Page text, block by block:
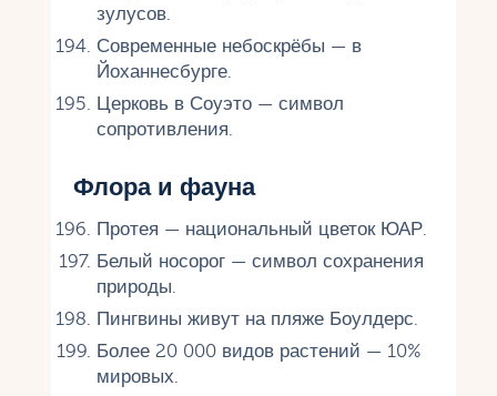
зулусов.
Современные небоскрёбы — в
Йоханнесбурге.
Церковь в Соуэто — символ
сопротивления.
Флора и фауна
Протея — национальный цветок ЮАР.
Белый носорог — символ сохранения
природы.
Пингвины живут на пляже Боулдерс.
Более 20 000 видов растений — 10%
мировых.